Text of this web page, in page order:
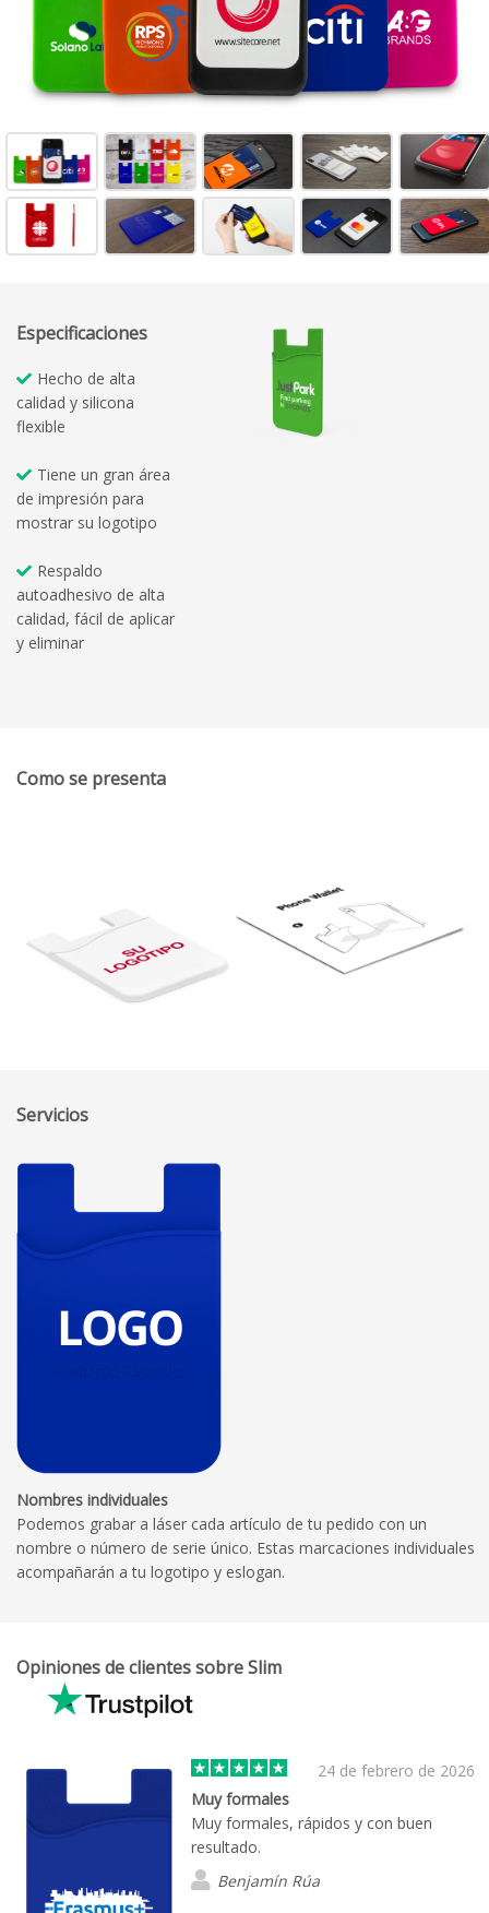
Especificaciones
Hecho de alta
calidad y silicona
flexible
Tiene un gran área
de impresión para
mostrar su logotipo
Respaldo
autoadhesivo de alta
calidad, fácil de aplicar
y eliminar
Como se presenta
Servicios
Nombres individuales
Podemos grabar a láser cada artículo de tu pedido con un
nombre o número de serie único. Estas marcaciones individuales
acompañarán a tu logotipo y eslogan.
Opiniones de clientes sobre Slim
24 de febrero de 2026
Muy formales
Muy formales, rápidos y con buen
resultado.
Benjamín Rúa